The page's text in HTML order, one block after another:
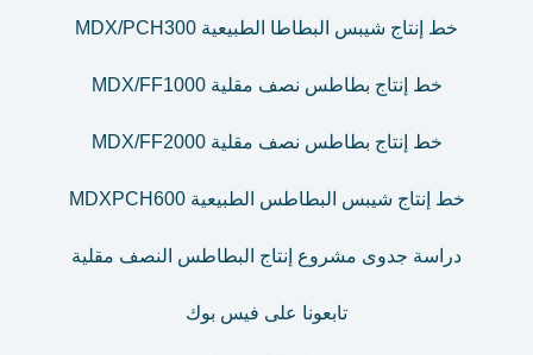
خط إنتاج شيبس البطاطا الطبيعية MDX/PCH300
خط إنتاج بطاطس نصف مقلية MDX/FF1000
خط إنتاج بطاطس نصف مقلية MDX/FF2000
خط إنتاج شيبس البطاطس الطبيعية MDXPCH600
دراسة جدوى مشروع إنتاج البطاطس النصف مقلية
تابعونا على فيس بوك